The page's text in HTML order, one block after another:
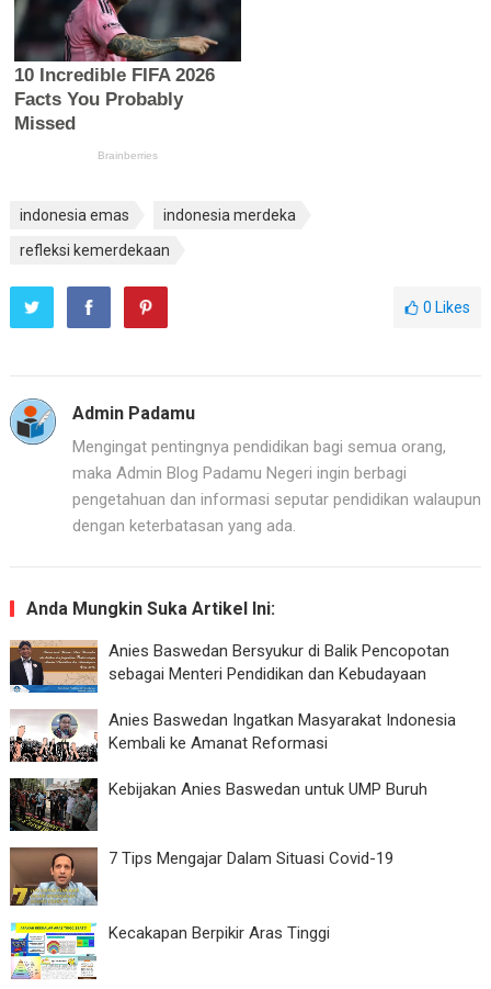
indonesia emas
indonesia merdeka
refleksi kemerdekaan
0 Likes
Admin Padamu
Mengingat pentingnya pendidikan bagi semua orang,
maka Admin Blog Padamu Negeri ingin berbagi
pengetahuan dan informasi seputar pendidikan walaupun
dengan keterbatasan yang ada.
Anda Mungkin Suka Artikel Ini:
Anies Baswedan Bersyukur di Balik Pencopotan
sebagai Menteri Pendidikan dan Kebudayaan
Anies Baswedan Ingatkan Masyarakat Indonesia
Kembali ke Amanat Reformasi
Kebijakan Anies Baswedan untuk UMP Buruh
7 Tips Mengajar Dalam Situasi Covid-19
Kecakapan Berpikir Aras Tinggi